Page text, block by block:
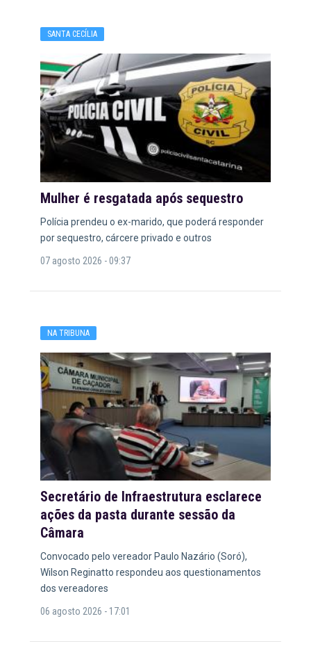
SANTA CECÍLIA
Mulher é resgatada após sequestro
Polícia prendeu o ex-marido, que poderá responder
por sequestro, cárcere privado e outros
07 agosto 2026 - 09:37
NA TRIBUNA
Secretário de Infraestrutura esclarece
ações da pasta durante sessão da
Câmara
Convocado pelo vereador Paulo Nazário (Soró),
Wilson Reginatto respondeu aos questionamentos
dos vereadores
06 agosto 2026 - 17:01